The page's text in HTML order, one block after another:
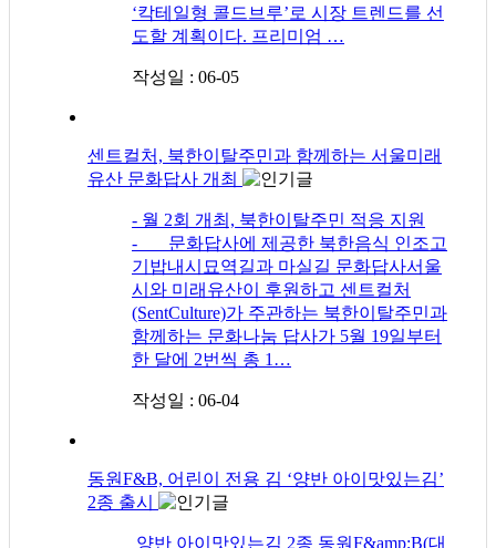
‘칵테일형 콜드브루’로 시장 트렌드를 선
도할 계획이다. 프리미엄 …
작성일 : 06-05
센트컬처, 북한이탈주민과 함께하는 서울미래
유산 문화답사 개최
- 월 2회 개최, 북한이탈주민 적응 지원
- 문화답사에 제공한 북한음식 인조고
기밥내시묘역길과 마실길 문화답사서울
시와 미래유산이 후원하고 센트컬처
(SentCulture)가 주관하는 북한이탈주민과
함께하는 문화나눔 답사가 5월 19일부터
한 달에 2번씩 총 1…
작성일 : 06-04
동원F&B, 어린이 전용 김 ‘양반 아이맛있는김’
2종 출시
양반 아이맛있는김 2종 동원F&amp;B(대